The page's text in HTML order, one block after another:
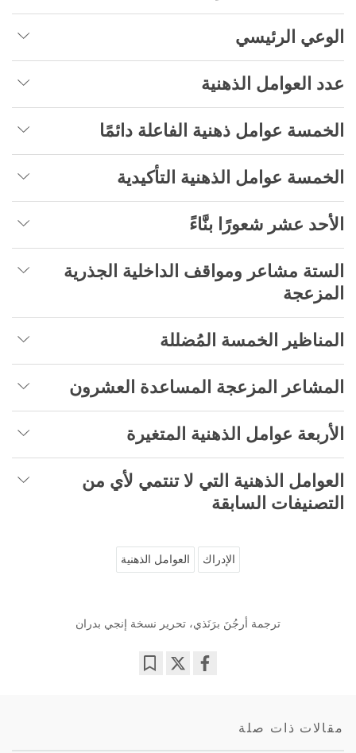
الوعي الرئيسي
عدد العوامل الذهنية
الخمسة عوامل ذهنية الفاعلة دائمًا
الخمسة عوامل الذهنية التأكيدية
الأحد عشر شعورًا بنَّاءً
الستة مشاعر ومواقف الداخلية الجذرية
المزعجة
المناظير الخمسة المُضللة
المشاعر المزعجة المساعدة العشرون
الأربعة عوامل الذهنية المتغيرة
العوامل الذهنية التي لا تنتمي لأي من
التصنيفات السابقة
الإدراك العوامل الذهنية
ترجمة أرجُنَ برَنَذي، تحرير نسخة إنجي بدران
مقالات ذات صلة